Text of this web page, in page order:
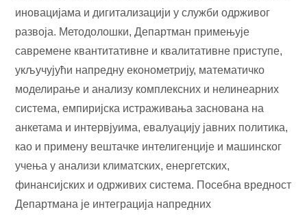
иновацијама и дигитализацији у служби одрживог
развоја. Методолошки, Департман примењује
савремене квантитативне и квалитативне приступе,
укључујући напредну економетрију, математичко
моделирање и анализу комплексних и нелинеарних
система, емпиријска истраживања заснована на
анкетама и интервјуима, евалуацију јавних политика,
као и примену вештачке интелигенције и машинског
учења у анализи климатских, енергетских,
финансијских и одрживих система. Посебна вредност
Департмана је интеграција напредних